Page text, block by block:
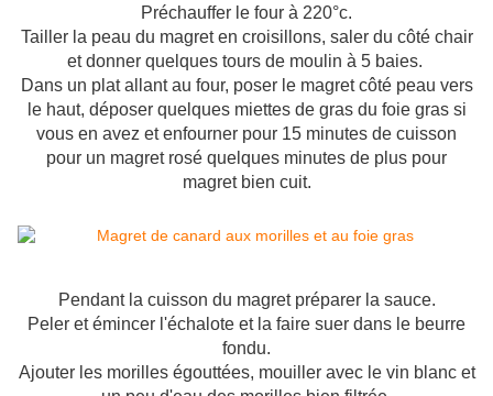
Préchauffer le four à 220°c.
Tailler la peau du magret en croisillons, saler du côté chair
et donner quelques tours de moulin à 5 baies.
Dans un plat allant au four, poser le magret côté peau vers
le haut, déposer quelques miettes de gras du foie gras si
vous en avez et enfourner pour 15 minutes de cuisson
pour un magret rosé quelques minutes de plus pour
magret bien cuit.
Pendant la cuisson du magret préparer la sauce.
Peler et émincer l'échalote et la faire suer dans le beurre
fondu.
Ajouter les morilles égouttées, mouiller avec le vin blanc et